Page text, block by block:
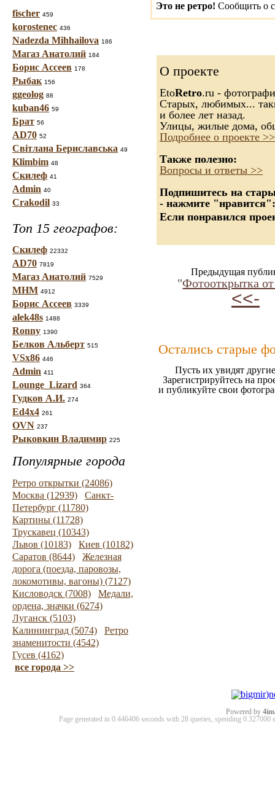
fischer 459
korostenec 436
Nadezda Mihhailova 186
Магаз Анатолий 184
Борис Ассеев 178
Рыбак 156
ggeolog 88
kuban46 59
Брат 56
AD70 52
Світлана Бериславська 49
Klimbim 48
Скилеф 41
Admin 40
Crakodil 33
Топ 15 географов:
Скилеф 22332
AD70 7819
Магаз Анатолий 7529
МНМ 4912
Борис Ассеев 3339
alek48s 1488
Ronny 1390
Белков Альберт 515
VSx86 446
Admin 411
Lounge_Lizard 364
Гудков А.И. 274
Ed4x4 261
OVN 237
Рыковкин Владимир 225
Популярные города
Ретро открытки (24086)
Москва (12939)
Санкт-
Петербург (11780)
Картины (11728)
Трускавец (10343)
Львов (10183)
Киев (10182)
Саратов (8644)
Железная
дорога (поезда, паровозы,
локомотивы, вагоны) (7127)
Кисловодск (7008)
Медали,
ордена, значки (6274)
Луганск (5103)
Калининград (5074)
Ретро
знаменитости (4542)
Гусев (4162)
все города >>
Это не ретро! Сообщить о
О проекте
EtoRetro.ru -
Старых, любимых...
и более лет назад.
Улицы, жилые дома,
Подробнее о проекте >>
Также полезно:
Вопросы и ответы >>
Подпишитесь на
- нажмите "нравится":
Если понравился
Предыдущая
"Фотооткрытка от
<<-
Остались старые
Пусть их увидят
Зарегистрируйтесь на
и публикуйте свои
Powered by
Page generated in 0.446406 seconds with 28 queries, spending